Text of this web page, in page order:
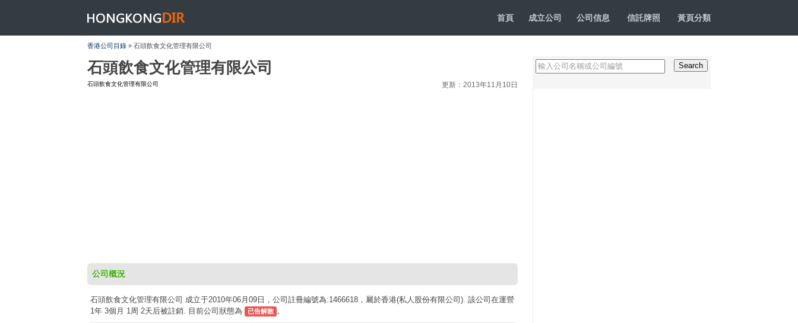
HONGKONGDIR 首頁 成立公司 公司信息 信託牌照 黃頁分類
香港公司目錄 » 石頭飲食文化管理有限公司
石頭飲食文化管理有限公司
石頭飲食文化管理有限公司 更新：2013年11月10日
公司概況
石頭飲食文化管理有限公司 成立于2010年06月09日，公司註冊編號為:1466618，屬於香港(私人股份有限公司). 該公司在運營
1年 3個月 1周 2天后被註銷. 目前公司狀態為
已告解散 。